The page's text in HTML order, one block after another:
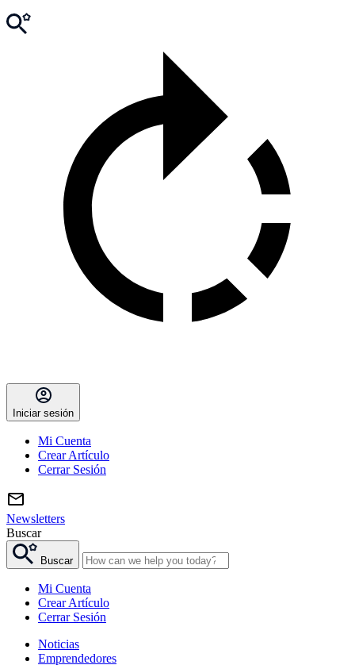
Iniciar sesión
Mi Cuenta
Crear Artículo
Cerrar Sesión
Newsletters
Buscar
Buscar
Mi Cuenta
Crear Artículo
Cerrar Sesión
Noticias
Emprendedores